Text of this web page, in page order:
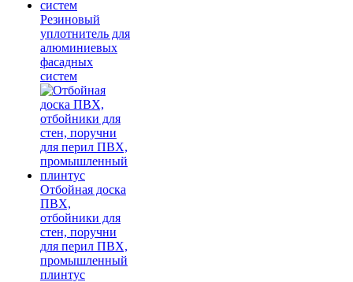
Резиновый
уплотнитель для
алюминиевых
фасадных
систем
Отбойная доска
ПВХ,
отбойники для
стен, поручни
для перил ПВХ,
промышленный
плинтус